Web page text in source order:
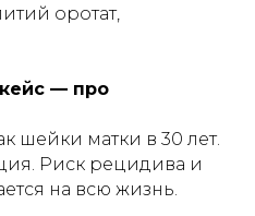
оротат,
— про
шейки матки в 30 лет.
Риск рецидива и
на всю жизнь.